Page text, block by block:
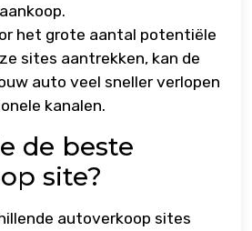
het grote aantal potentiële
sites aantrekken, kan de
auto veel sneller verlopen
kanalen.
de beste
site?
autoverkoop sites